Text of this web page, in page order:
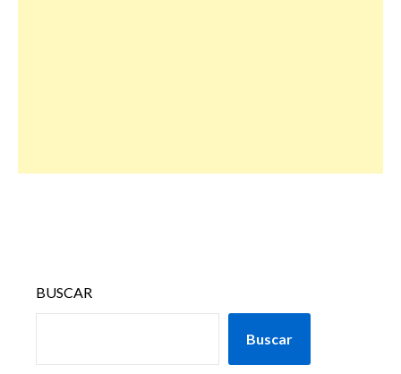
BUSCAR
Buscar